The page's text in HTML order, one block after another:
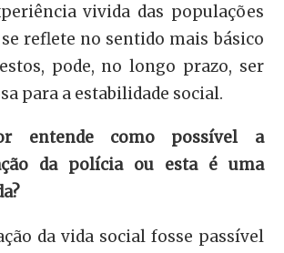
vivida das populações
reflete no sentido mais básico
pode, no longo prazo, ser
para a estabilidade social.
entende como possível a
da polícia ou esta é uma
da vida social fosse passível